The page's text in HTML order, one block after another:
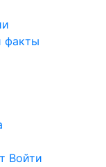
факты
Войти